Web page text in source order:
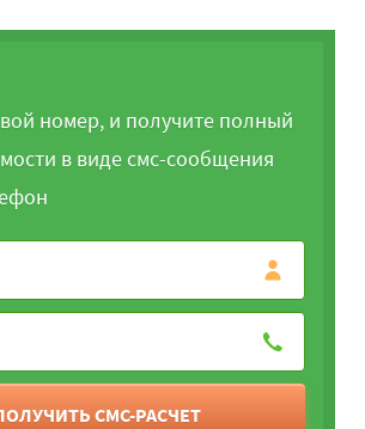
номер, и получите полный
в виде смс-сообщения
СМС-РАСЧЕТ